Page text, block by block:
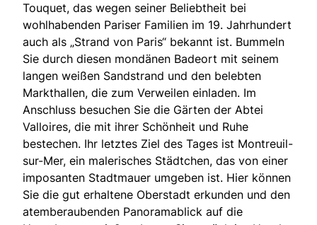
Touquet, das wegen seiner Beliebtheit bei
wohlhabenden Pariser Familien im 19. Jahrhundert
auch als „Strand von Paris“ bekannt ist. Bummeln
Sie durch diesen mondänen Badeort mit seinem
langen weißen Sandstrand und den belebten
Markthallen, die zum Verweilen einladen. Im
Anschluss besuchen Sie die Gärten der Abtei
Valloires, die mit ihrer Schönheit und Ruhe
bestechen. Ihr letztes Ziel des Tages ist Montreuil-
sur-Mer, ein malerisches Städtchen, das von einer
imposanten Stadtmauer umgeben ist. Hier können
Sie die gut erhaltene Oberstadt erkunden und den
atemberaubenden Panoramablick auf die